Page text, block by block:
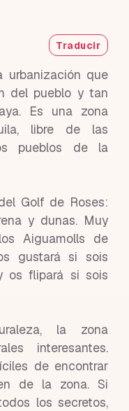
Traducir
urbanización que
del pueblo y tan
Es una zona
libre de las
pueblos de la
Golf de Roses:
y dunas. Muy
Aiguamolls de
gustará si sois
os flipará si sois
la zona
interesantes.
de encontrar
de la zona. Si
los secretos,